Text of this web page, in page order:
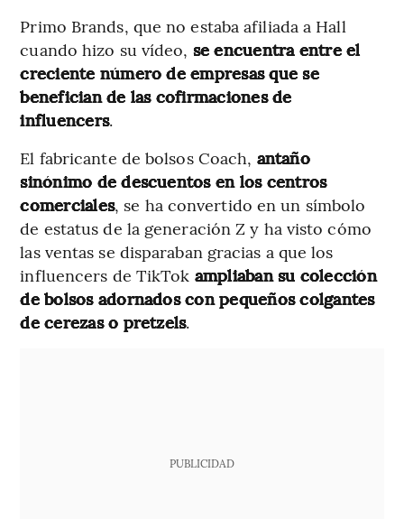
Primo Brands, que no estaba afiliada a Hall
cuando hizo su vídeo, se encuentra entre el
creciente número de empresas que se
benefician de las cofirmaciones de
influencers.
El fabricante de bolsos Coach, antaño
sinónimo de descuentos en los centros
comerciales, se ha convertido en un símbolo
de estatus de la generación Z y ha visto cómo
las ventas se disparaban gracias a que los
influencers de TikTok ampliaban su colección
de bolsos adornados con pequeños colgantes
de cerezas o pretzels.
PUBLICIDAD